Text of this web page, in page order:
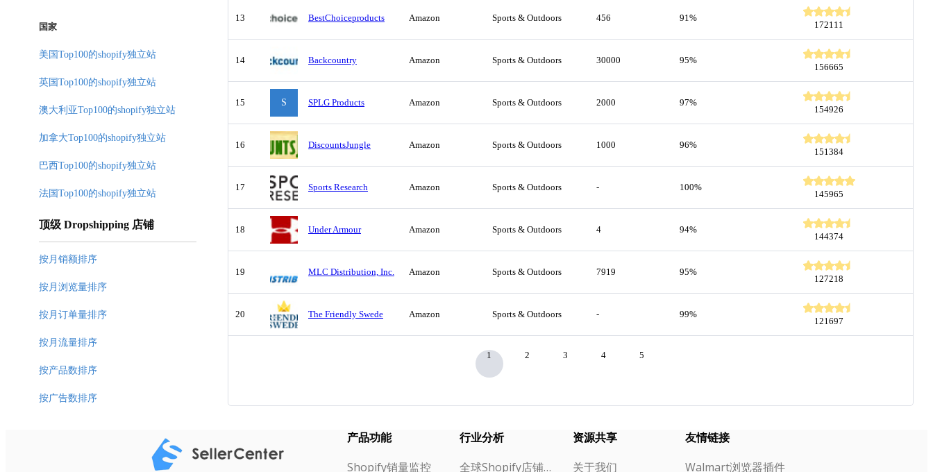
13 BestChoiceproducts Amazon Sports & Outdoors 456 91%
172111
14 Backcountry Amazon Sports & Outdoors 30000 95%
156665
15 S SPLG Products Amazon Sports & Outdoors 2000 97%
154926
16 DiscountsJungle Amazon Sports & Outdoors 1000 96%
151384
17 Sports Research Amazon Sports & Outdoors - 100%
145965
18 Under Armour Amazon Sports & Outdoors 4 94%
144374
19 MLC Distribution, Inc. Amazon Sports & Outdoors 7919 95%
127218
20 The Friendly Swede Amazon Sports & Outdoors - 99%
121697
1 2 3 4 5
国家
美国Top100的shopify独立站
英国Top100的shopify独立站
澳大利亚Top100的shopify独立站
加拿大Top100的shopify独立站
巴西Top100的shopify独立站
法国Top100的shopify独立站
顶级 Dropshipping 店铺
按月销额排序
按月浏览量排序
按月订单量排序
按月流量排序
按产品数排序
按广告数排序
产品功能
Shopify销量监控
行业分析
全球Shopify店铺榜单
资源共享
关于我们
友情链接
Walmart浏览器插件